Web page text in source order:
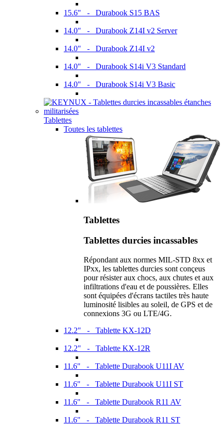
15.6" - Durabook S15 BAS
14.0" - Durabook Z14I v2 Server
14.0" - Durabook Z14I v2
14.0" - Durabook S14i V3 Standard
14.0" - Durabook S14i V3 Basic
Tablettes
Toutes les tablettes
Tablettes
Tablettes durcies incassables
Répondant aux normes MIL-STD 8xx et
IPxx, les tablettes durcies sont conçeus
pour résister aux chocs, aux chutes et aux
infiltrations d'eau et de poussières. Elles
sont équipées d'écrans tactiles très haute
luminosité lisibles au soleil, de GPS et de
connexions 3G ou LTE/4G.
12.2" - Tablette KX-12D
12.2" - Tablette KX-12R
11.6" - Tablette Durabook U11I AV
11.6" - Tablette Durabook U11I ST
11.6" - Tablette Durabook R11 AV
11.6" - Tablette Durabook R11 ST